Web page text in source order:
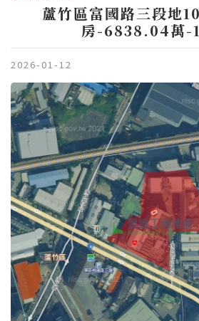
蘆竹區富國路三段地
房-6838.04萬-
2026-01-12